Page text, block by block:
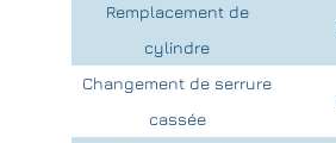
Remplacement de
cylindre
Changement de serrure
cassée